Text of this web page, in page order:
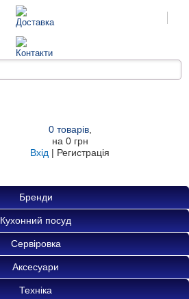
0товарів,
на 0 грн
Вхід | Регистрація
Бренди
Кухонний посуд
Сервіровка
Аксесуари
Техніка